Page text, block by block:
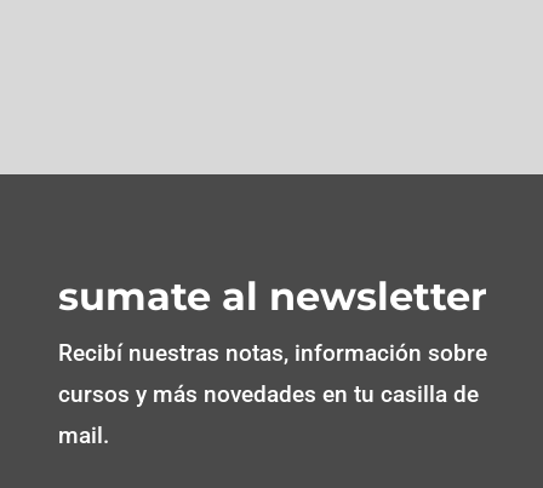
sumate al newsletter
Recibí nuestras notas, información sobre
cursos y más novedades en tu casilla de
mail.